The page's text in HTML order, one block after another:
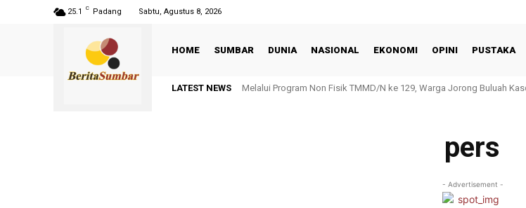
25.1 C Padang Sabtu, Agustus 8, 2026
HOME SUMBAR DUNIA NASIONAL EKONOMI OPINI PUSTAKA
LATEST NEWS Melalui Program Non Fisik TMMD/N ke 129, Warga Jorong Buluah
Selaras Residence Hadir Dengan Hunian Asri dan Nyaman
pers
- Advertisement -